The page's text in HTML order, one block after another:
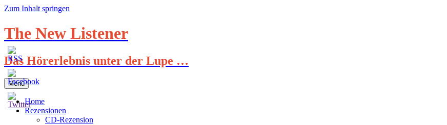
Zum Inhalt springen
The New Listener
Das Hörerlebnis unter der Lupe …
Menü
Home
Rezensionen
CD-Rezension